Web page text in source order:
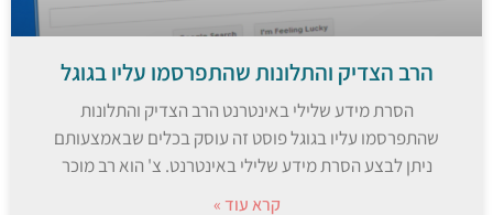
הרב הצדיק והתלונות שהתפרסמו עליו בגוגל
הסרת מידע שלילי באינטרנט הרב הצדיק והתלונות
שהתפרסמו עליו בגוגל פוסט זה עוסק בכלים שבאמצעותם
ניתן לבצע הסרת מידע שלילי באינטרנט. צ' הוא רב מוכר
קרא עוד »